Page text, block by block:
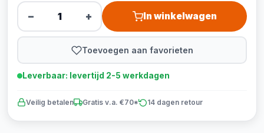
− + In winkelwagen
Toevoegen aan favorieten
Leverbaar: levertijd 2-5 werkdagen
Veilig betalen Gratis v.a. €70* 14 dagen retour